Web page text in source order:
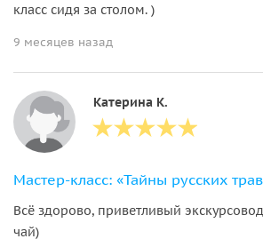
класс сидя за столом. )
9 месяцев назад
Катерина К.
Всё здорово, приветливый
чай)